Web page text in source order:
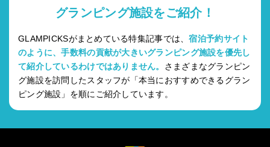
グランピング施設をご紹介！
GLAMPICKSがまとめている特集記事では、宿泊予約サイト
のように、手数料の貢献が大きいグランピング施設を優先し
て紹介しているわけではありません。 さまざまなグランピン
グ施設を訪問したスタッフが「本当におすすめできるグラン
ピング施設」を順にご紹介しています。